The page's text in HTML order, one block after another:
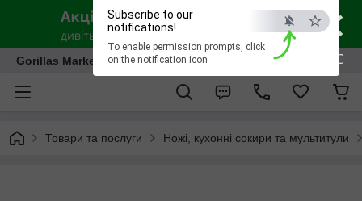
×
ESC
Subscribe to our
notifications!
To enable permission prompts, click
on the notification icon
Gorillas Market
Товари та послуги Ножі, кухонні сокири та мультитули